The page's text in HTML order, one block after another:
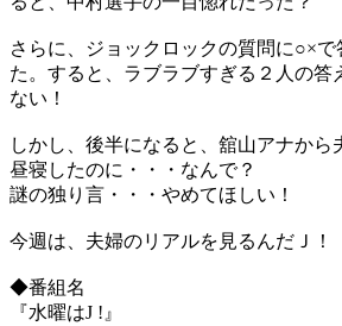
さらに、ジョックロックの質問に○×で
た。すると、ラブラブすぎる２人の答
ない！
しかし、後半になると、舘山アナから
昼寝したのに・・・なんで？
謎の独り言・・・やめてほしい！
今週は、夫婦のリアルを見るんだＪ！
◆番組名
『水曜はJ !』